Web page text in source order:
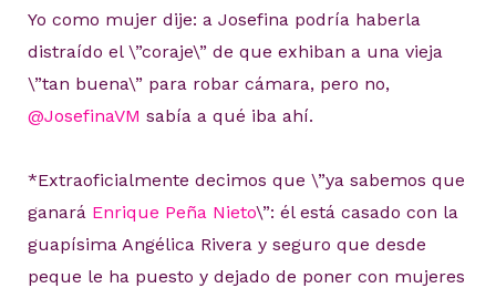
Yo como mujer dije: a Josefina podría haberla
distraído el \”coraje\” de que exhiban a una vieja
\”tan buena\” para robar cámara, pero no,
@JosefinaVM sabía a qué iba ahí.
*Extraoficialmente decimos que \”ya sabemos que
ganará Enrique Peña Nieto\”: él está casado con la
guapísima Angélica Rivera y seguro que desde
peque le ha puesto y dejado de poner con mujeres